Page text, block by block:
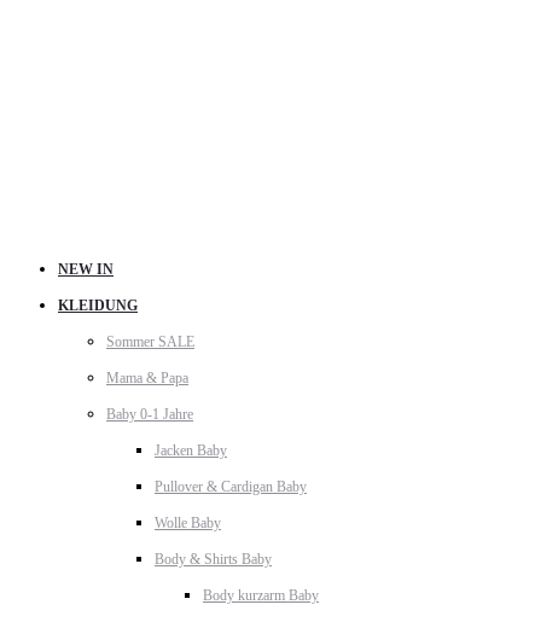
NEW IN
KLEIDUNG
Sommer SALE
Mama & Papa
Baby 0-1 Jahre
Jacken Baby
Pullover & Cardigan Baby
Wolle Baby
Body & Shirts Baby
Body kurzarm Baby